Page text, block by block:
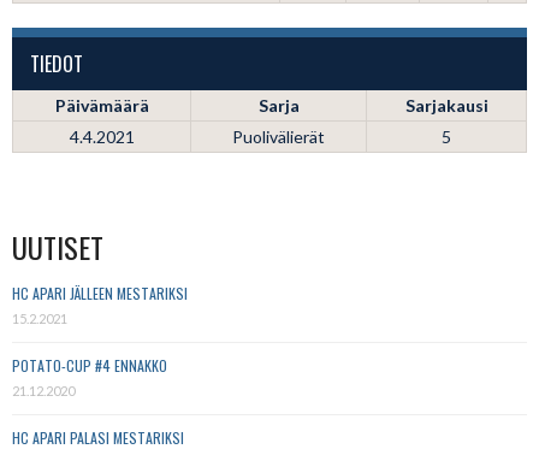
TIEDOT
Päivämäärä Sarja
Sarjakausi
4.4.2021
Puolivälierät 5
UUTISET
HC APARI JÄLLEEN MESTARIKSI
15.2.2021
POTATO-CUP #4 ENNAKKO
21.12.2020
HC APARI PALASI MESTARIKSI